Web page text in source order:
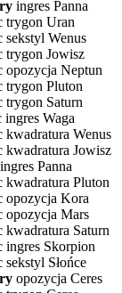
ingres Panna
trygon Uran
sekstyl Wenus
trygon Jowisz
opozycja Neptun
trygon Pluton
trygon Saturn
Waga
kwadratura Wenus
kwadratura Jowisz
ingres Panna
kwadratura Pluton
opozycja Kora
opozycja Mars
Saturn
ingres Skorpion
Słońce
opozycja Ceres